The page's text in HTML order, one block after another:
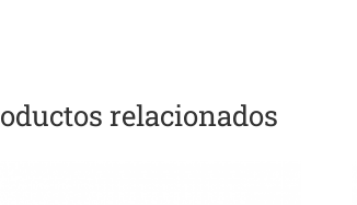
relacionados